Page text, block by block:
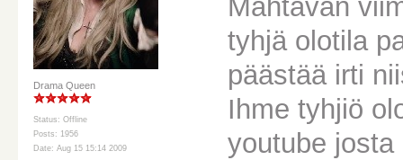
Drama Queen
Status: Offline
Posts: 1956
Date: Aug 15 15:14 2009
Mahtavan
tyhjä olotila
päästää irti
Ihme tyhjiö
youtube